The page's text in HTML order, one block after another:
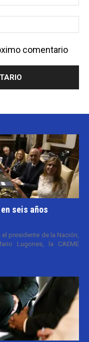
comentario
seis años
el presidente de la Nación,
Lugones, la CAEME